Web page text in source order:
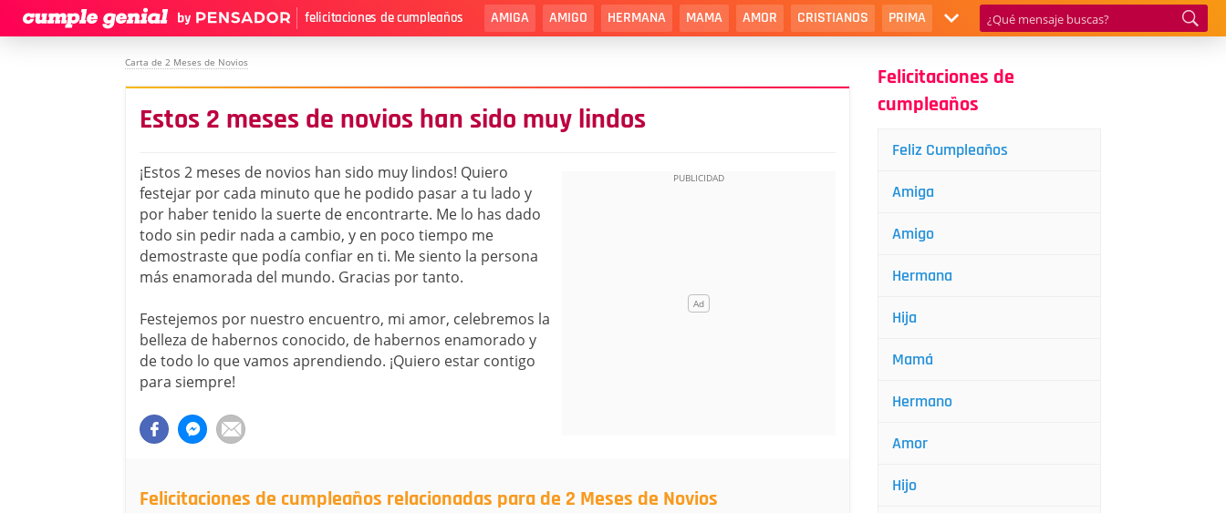
felicitaciones de cumpleaños AMIGA AMIGO HERMANA MAMA AMOR CRISTIANOS PRIMA
Carta de 2 Meses de Novios
Estos 2 meses de novios han sido muy lindos
¡Estos 2 meses de novios han sido muy lindos! Quiero
festejar por cada minuto que he podido pasar a tu lado y
por haber tenido la suerte de encontrarte. Me lo has dado
todo sin pedir nada a cambio, y en poco tiempo me
demostraste que podía confiar en ti. Me siento la persona
más enamorada del mundo. Gracias por tanto.
Festejemos por nuestro encuentro, mi amor, celebremos la
belleza de habernos conocido, de habernos enamorado y
de todo lo que vamos aprendiendo. ¡Quiero estar contigo
para siempre!
Felicitaciones de cumpleaños relacionadas para de 2 Meses de Novios
Felicitaciones de
cumpleaños
Feliz Cumpleaños
Amiga
Amigo
Hermana
Hija
Mamá
Hermano
Amor
Hijo